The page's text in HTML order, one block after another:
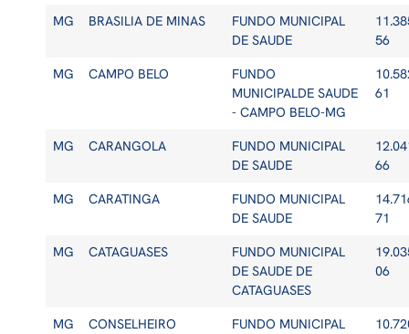
MG BRASILIA DE MINAS
FUNDO MUNICIPAL
DE SAUDE
56
MG CAMPO BELO
FUNDO
MUNICIPALDE SAUDE
- CAMPO BELO-MG
61
MG CARANGOLA
FUNDO MUNICIPAL
DE SAUDE
66
MG CARATINGA
FUNDO MUNICIPAL
DE SAUDE
71
MG CATAGUASES
FUNDO MUNICIPAL
DE SAUDE DE
CATAGUASES
06
MG
CONSELHEIRO
FUNDO MUNICIPAL